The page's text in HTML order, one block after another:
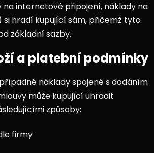
na internetové připojení, náklady na
hradí kupující sám, přičemž tyto
základní sazby.
a platební podmínky
náklady spojené s dodáním
může kupující uhradit
způsoby:
firmy